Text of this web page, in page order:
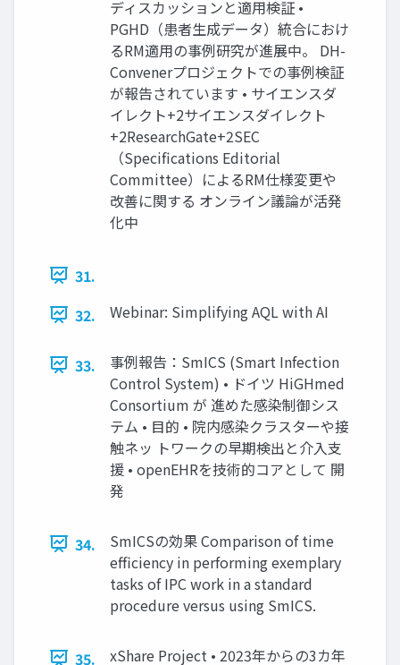
ディスカッションと適用検証 •
PGHD（患者生成データ）統合におけ
るRM適用の事例研究が進展中。 DH-
Convenerプロジェクトでの事例検証
が報告されています • サイエンスダ
イレクト+2サイエンスダイレクト
+2ResearchGate+2SEC
（Specifications Editorial
Committee）によるRM仕様変更や
改善に関する オンライン議論が活発
化中
31.
32.
Webinar: Simplifying AQL with AI
33.
事例報告：SmICS (Smart Infection
Control System) • ドイツ HiGHmed
Consortium が 進めた感染制御シス
テム • 目的 • 院内感染クラスターや接
触ネッ トワークの早期検出と介入支
援 • openEHRを技術的コアとして 開
発
34.
SmICSの効果 Comparison of time
efficiency in performing exemplary
tasks of IPC work in a standard
procedure versus using SmICS.
35.
xShare Project • 2023年からの3カ年